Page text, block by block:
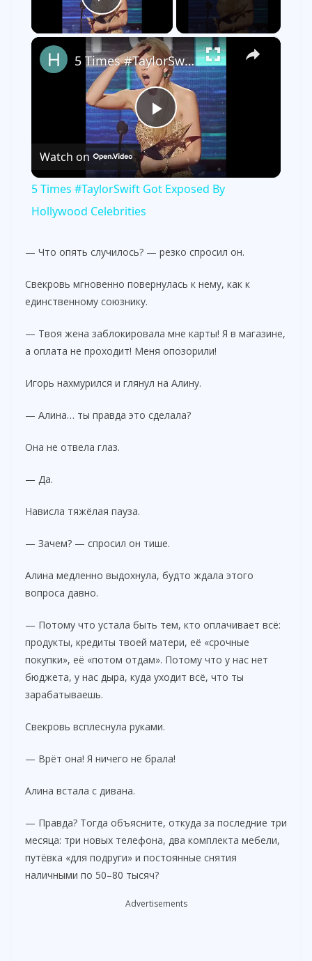
Play Video
×
P
l
y
V
i
d
e
5 Times #TaylorSwift Got Exposed By Hollywood Celebrities
Watch on
5 Times #TaylorSwift Got Exposed By
Hollywood Celebrities
— Что опять случилось? — резко спросил он.
Свекровь мгновенно повернулась к нему, как к
единственному союзнику.
— Твоя жена заблокировала мне карты! Я в магазине,
а оплата не проходит! Меня опозорили!
Игорь нахмурился и глянул на Алину.
— Алина… ты правда это сделала?
Она не отвела глаз.
— Да.
Нависла тяжёлая пауза.
— Зачем? — спросил он тише.
Алина медленно выдохнула, будто ждала этого
вопроса давно.
— Потому что устала быть тем, кто оплачивает всё:
продукты, кредиты твоей матери, её «срочные
покупки», её «потом отдам». Потому что у нас нет
бюджета, у нас дыра, куда уходит всё, что ты
зарабатываешь.
Свекровь всплеснула руками.
— Врёт она! Я ничего не брала!
Алина встала с дивана.
— Правда? Тогда объясните, откуда за последние три
месяца: три новых телефона, два комплекта мебели,
путёвка «для подруги» и постоянные снятия
наличными по 50–80 тысяч?
Advertisements